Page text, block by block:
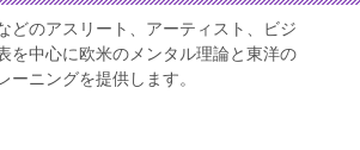
どのアスリート、アーティスト、ビジ
を中心に欧米のメンタル理論と東洋の
ニングを提供します。